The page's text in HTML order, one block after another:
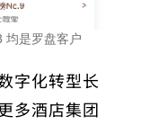
均是罗盘客户
字化转型长
多酒店集团